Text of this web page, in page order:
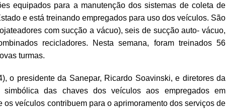
equipados para a manutenção dos sistemas de coleta de
e está treinando empregados para uso dos veículos. São
com sucção a vácuo), seis de sucção auto- vácuo,
recicladores. Nesta semana, foram treinados 56
turmas.
o presidente da Sanepar, Ricardo Soavinski, e diretores da
simbólica das chaves dos veículos aos empregados em
os veículos contribuem para o aprimoramento dos serviços de